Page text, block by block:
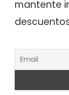
mantente